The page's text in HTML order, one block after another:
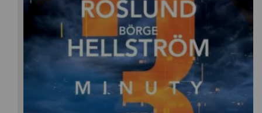
Anders Roslund /Borge Hellstrom